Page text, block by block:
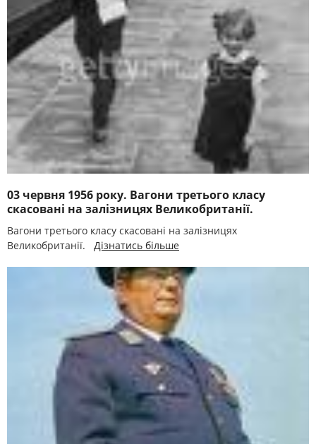
03 червня 1956 року. Вагони третього класу
скасовані на залізницях Великобританії.
Вагони третього класу скасовані на залізницях
Великобританії. Дізнатись більше